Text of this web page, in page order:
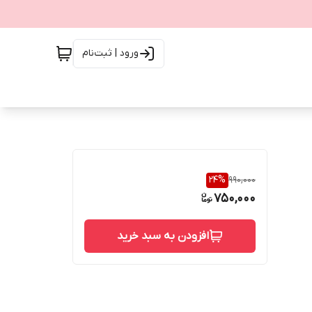
ورود | ثبت‌نام
990,000
24%
750,000
افزودن به سبد خرید